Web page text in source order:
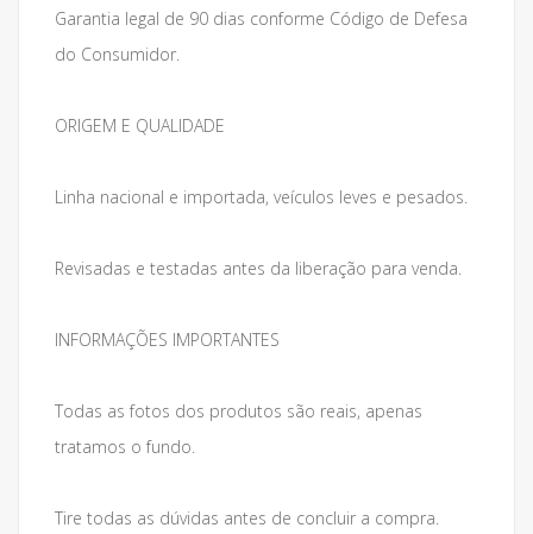
Garantia legal de 90 dias conforme Código de Defesa
do Consumidor.
ORIGEM E QUALIDADE
Linha nacional e importada, veículos leves e pesados.
Revisadas e testadas antes da liberação para venda.
INFORMAÇÕES IMPORTANTES
Todas as fotos dos produtos são reais, apenas
tratamos o fundo.
Tire todas as dúvidas antes de concluir a compra.